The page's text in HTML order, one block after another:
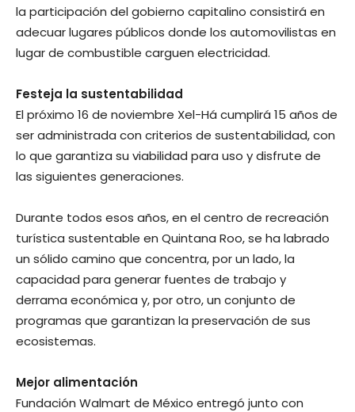
la participación del gobierno capitalino consistirá en
adecuar lugares públicos donde los automovilistas en
lugar de combustible carguen electricidad.
Festeja la sustentabilidad
El próximo 16 de noviembre Xel-Há cumplirá 15 años de
ser administrada con criterios de sustentabilidad, con
lo que garantiza su viabilidad para uso y disfrute de
las siguientes generaciones.
Durante todos esos años, en el centro de recreación
turística sustentable en Quintana Roo, se ha labrado
un sólido camino que concentra, por un lado, la
capacidad para generar fuentes de trabajo y
derrama económica y, por otro, un conjunto de
programas que garantizan la preservación de sus
ecosistemas.
Mejor alimentación
Fundación Walmart de México entregó junto con